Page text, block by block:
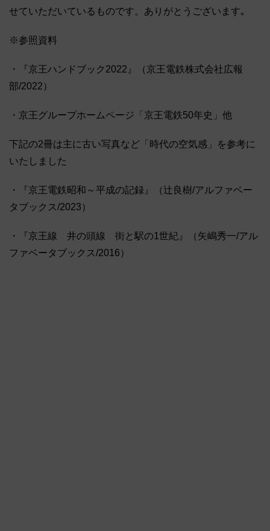
せていただいているものです。ありがとうございます｡
※参照資料
・『京王ハンドブック2022』（京王電鉄株式会社広報
部/2022）
・京王グループホームページ「京王電鉄50年史」他
下記の2冊は主に古い写真など「時代の空気感」を参考に
いたしました
・『京王電鉄昭和～平成の記録』（辻良樹/アルファベー
タブックス/2023）
・『京王線 井の頭線 街と駅の1世紀』（矢嶋秀一/アル
ファベータブックス/2016）